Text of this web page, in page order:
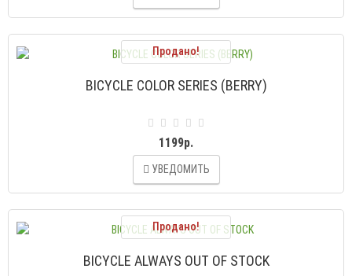
Продано!
BICYCLE COLOR SERIES (BERRY)
1199р.
УВЕДОМИТЬ
Продано!
BICYCLE ALWAYS OUT OF STOCK